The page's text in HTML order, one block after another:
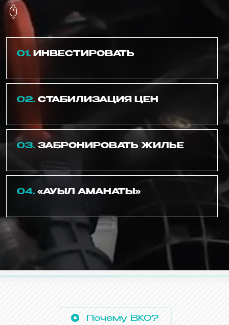
01. ИНВЕСТИРОВАТЬ
02. СТАБИЛИЗАЦИЯ ЦЕН
03. ЗАБРОНИРОВАТЬ ЖИЛЬЕ
04. «АУЫЛ АМАНАТЫ»
Почему ВКО?